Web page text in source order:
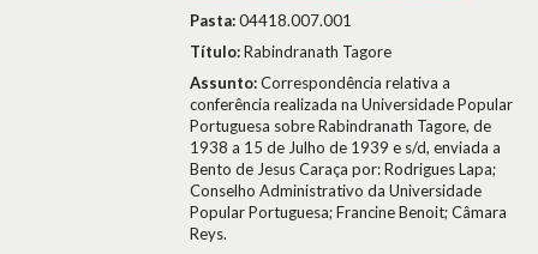
Pasta:04418.007.001
Título:Rabindranath Tagore
Assunto:Correspondência relativa a
conferência realizada na Universidade Popular
Portuguesa sobre Rabindranath Tagore, de
1938 a 15 de Julho de 1939 e s/d, enviada a
Bento de Jesus Caraça por: Rodrigues Lapa;
Conselho Administrativo da Universidade
Popular Portuguesa; Francine Benoit; Câmara
Reys.